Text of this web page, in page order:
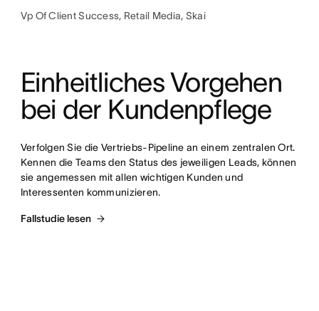
Vp Of Client Success, Retail Media, Skai
Einheitliches Vorgehen
bei der Kundenpflege
Verfolgen Sie die Vertriebs-Pipeline an einem zentralen Ort.
Kennen die Teams den Status des jeweiligen Leads, können
sie angemessen mit allen wichtigen Kunden und
Interessenten kommunizieren.
Fallstudie lesen